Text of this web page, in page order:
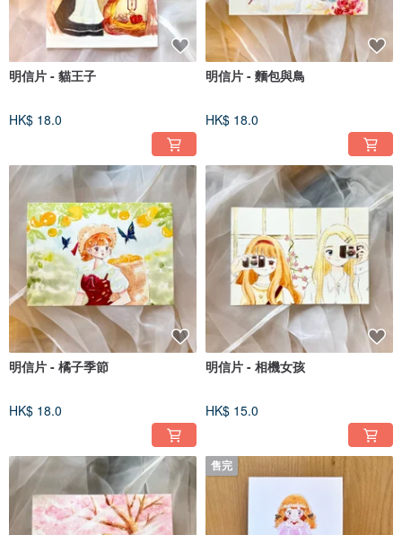
明信片 - 貓王子
HK$ 18.0
明信片 - 麵包與鳥
HK$ 18.0
明信片 - 橘子季節
HK$ 18.0
明信片 - 相機女孩
HK$ 15.0
售完